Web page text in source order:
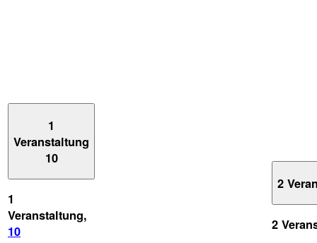
1
Veranstaltung
10
1
Veranstaltung,
10
2
2